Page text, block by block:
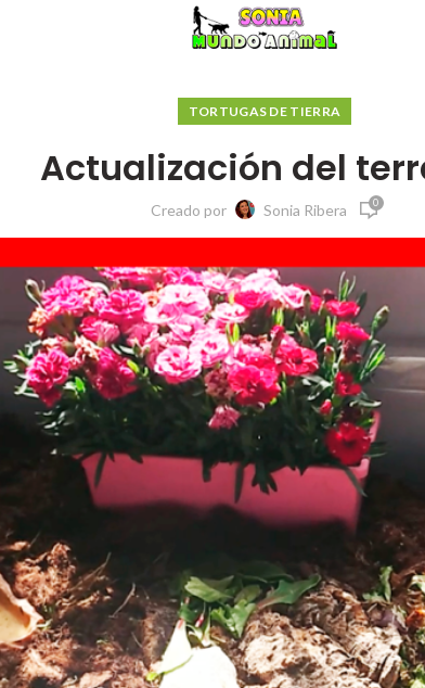
TORTUGAS DE TIERRA
Actualización del
Creado por Sonia Ribera 0